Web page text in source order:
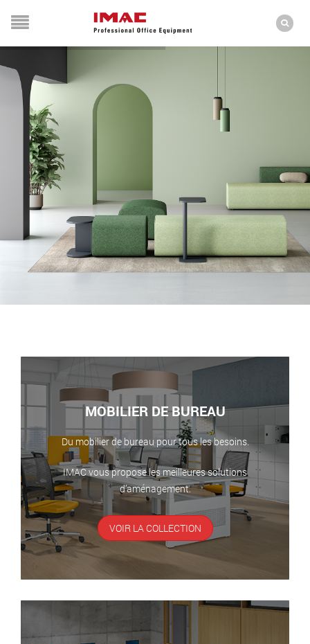
MOBILIER DE BUREAU
Du mobilier de bureau pour tous les besoins.
IMAC vous propose les meilleures solutions
d’aménagement.
VOIR LA COLLECTION